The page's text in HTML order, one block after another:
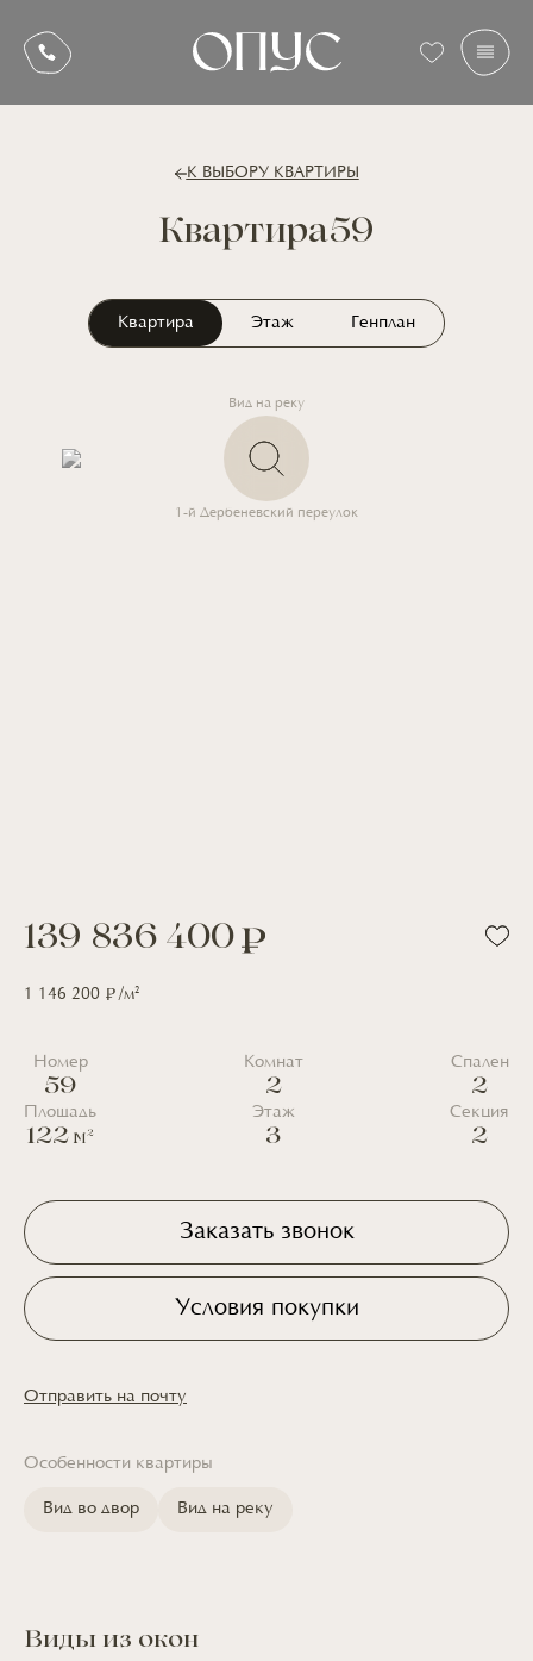
К ВЫБОРУ КВАРТИРЫ
Квартира59
Квартира Этаж Генплан
Вид на реку
1-й Дербеневский переулок
139 836 400
1 146 200 /м2
Номер
59
Площадь
122 М2
Комнат
2
Этаж
3
Спален
2
Секция
2
Заказать звонок
Условия покупки
Отправить на почту
Особенности квартиры
Вид во двор Вид на реку
Виды из окон